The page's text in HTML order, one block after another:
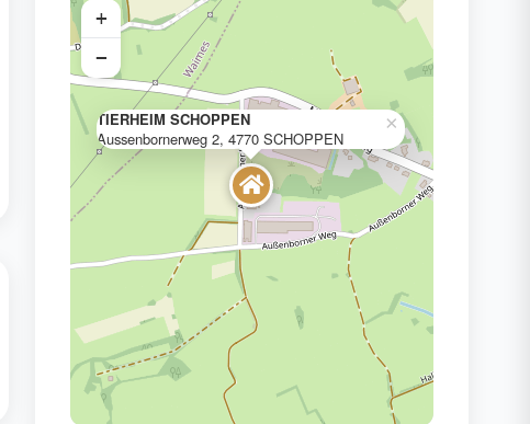
TIERHEIM SCHOPPEN
Aussenbornerweg 2, 4770 SCHOPPEN
×
+
−